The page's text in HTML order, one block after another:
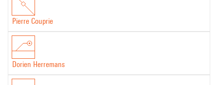
Pierre Couprie
Dorien Herremans